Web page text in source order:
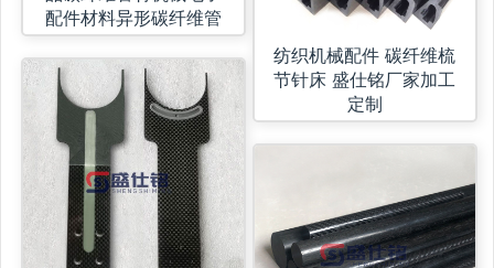
配件材料异形碳纤维管
纺织机械配件 碳纤维梳
节针床 盛仕铭厂家加工
定制